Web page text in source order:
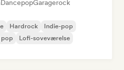
DancepopGaragerock
Hardrock
Indie-pop
pop
Lofi-soveværelse